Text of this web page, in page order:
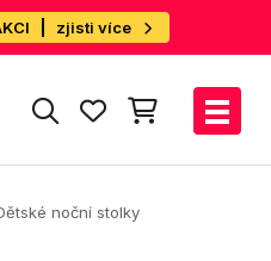
zjisti více
noční stolky